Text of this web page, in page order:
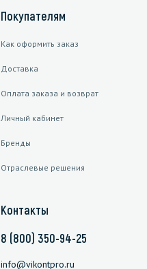
Покупателям
Как оформить заказ
Доставка
Оплата заказа и возврат
Личный кабинет
Бренды
Отраслевые решения
Контакты
8 (800) 350-94-25
info@vikontpro.ru